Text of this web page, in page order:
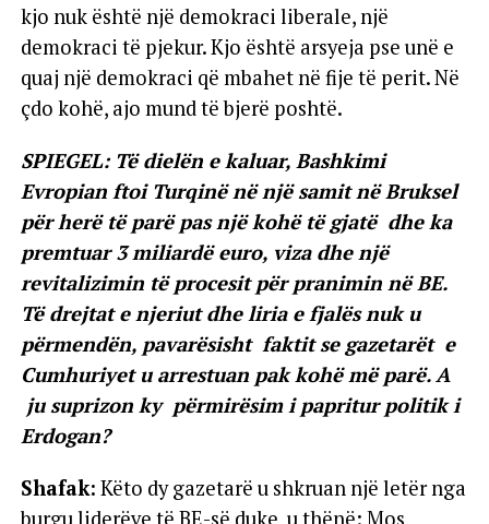
kjo nuk është një demokraci liberale, një
demokraci të pjekur. Kjo është arsyeja pse unë e
quaj një demokraci që mbahet në fije të perit. Në
çdo kohë, ajo mund të bjerë poshtë.
SPIEGEL: Të dielën e kaluar, Bashkimi
Evropian ftoi Turqinë në një samit në Bruksel
për herë të parë pas një kohë të gjatë dhe ka
premtuar 3 miliardë euro, viza dhe një
revitalizimin të procesit për pranimin në BE.
Të drejtat e njeriut dhe liria e fjalës nuk u
përmendën, pavarësisht faktit se gazetarët e
Cumhuriyet u arrestuan pak kohë më parë. A
ju suprizon ky përmirësim i papritur politik i
Erdogan?
Shafak: Këto dy gazetarë u shkruan një letër nga
burgu liderëve të BE-së duke u thënë: Mos